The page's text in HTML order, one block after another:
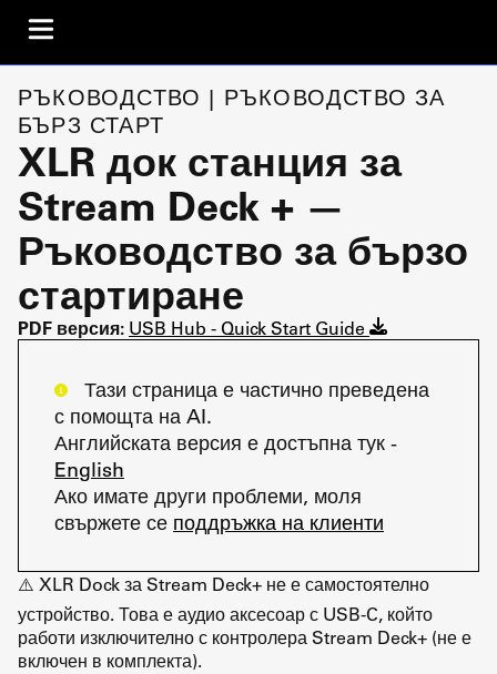
РЪКОВОДСТВО | РЪКОВОДСТВО ЗА
БЪРЗ СТАРТ
XLR док станция за
Stream Deck + —
Ръководство за бързо
стартиране
PDF версия: USB Hub - Quick Start Guide
Тази страница е частично преведена
с помощта на AI.
Английската версия е достъпна тук -
English
Ако имате други проблеми, моля
свържете се поддръжка на клиенти
⚠️ XLR Dock за Stream Deck+ не е самостоятелно
устройство. Това е аудио аксесоар с USB-C, който
работи изключително с контролера Stream Deck+ (не е
включен в комплекта).